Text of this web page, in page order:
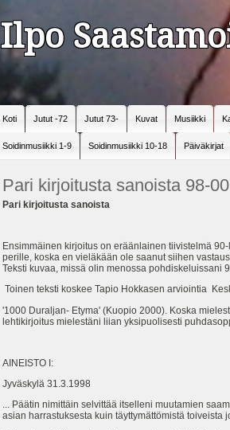
Ilpo
Koti Jutut -72 Jutut 73- Kuvat Musiikki
Soidinmusiikki 1-9 Soidinmusiikki 10-18 Päiväkirjat
Pari kirjoitusta sanoista 98-00
Pari kirjoitusta sanoista
Ensimmäinen kirjoitus on eräänlainen tiivistelmä
perille, koska en vieläkään ole saanut siihen
Teksti kuvaa, missä olin menossa
Toinen teksti koskee Tapio Hokkasen arviointia
'1000 Duraljan- Etyma' (Kuopio 2000). Koska
lehtikirjoitus mielestäni liian yksipuolisesti
AINEISTO I:
Jyväskylä 31.3.1998
... Päätin nimittäin selvittää itselleni muutamien
asian harrastuksesta kuin täyttymättömistä